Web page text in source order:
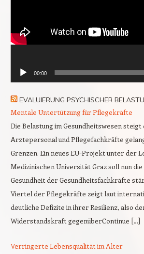
00:00
EVALUIERUNG PSYCHISCHER
Mentale Untertützung für Pflegekräfte
Die Belastung im Gesundheitswesen steigt
Ärztepersonal und Pflegefachkräfte
Grenzen. Ein neues EU-Projekt unter der
Medizinischen Universität Graz soll nun
Gesundheit der Gesundheitsfachkräfte
Viertel der Pflegekräfte zeigt laut
deutliche Defizite in ihrer Resilienz, also
Widerstandskraft gegenüberContinue […]
Verringerte Lebensqualität im Alter